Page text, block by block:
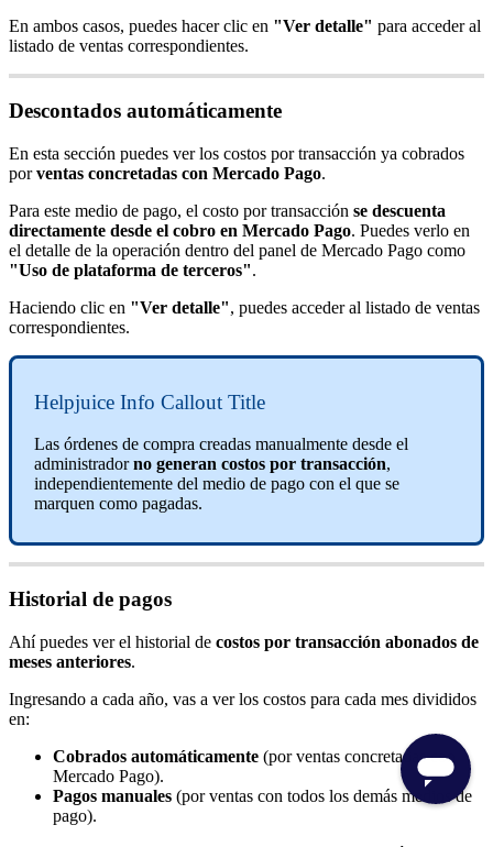
En ambos casos, puedes hacer clic en "Ver detalle" para acceder al
listado de ventas correspondientes.
Descontados automáticamente
En esta sección puedes ver los costos por transacción ya cobrados
porventas concretadas con Mercado Pago.
Para este medio de pago, el costo por transacción se descuenta
directamente desde el cobro en Mercado Pago. Puedes verlo en
el detalle de la operación dentro del panel de Mercado Pago como
"Uso de plataforma de terceros".
Haciendo clic en "Ver detalle", puedes acceder al listado de ventas
correspondientes.
Helpjuice Info Callout Title
Las órdenes de compra creadas manualmente desde el
administradorno generan costos por transacción,
independientemente del medio de pago con el que se
marquen como pagadas.
Historial de pagos
Ahí puedes ver el historial de costos por transacción abonados de
meses anteriores.
Ingresando a cada año, vas a ver los costos para cada mes divididos
en:
Cobrados automáticamente (por ventas concretadas con
Mercado Pago).
Pagos manuales (por ventas con todos los demás medios de
pago).